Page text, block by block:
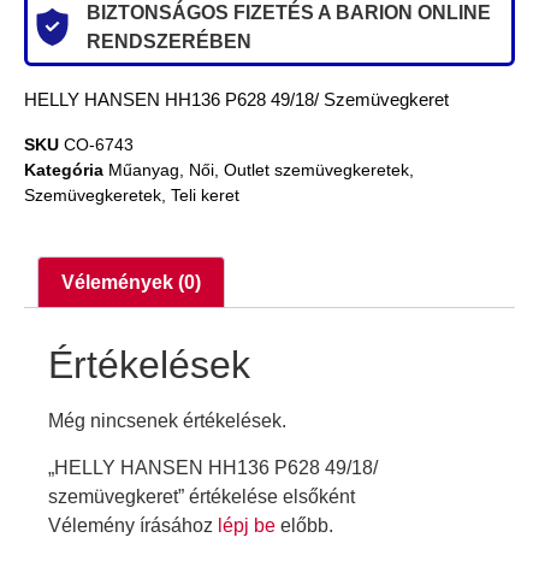
BIZTONSÁGOS FIZETÉS A BARION ONLINE
RENDSZERÉBEN
HELLY HANSEN HH136 P628 49/18/ Szemüvegkeret
SKU CO-6743
Kategória Műanyag Női Outlet szemüvegkeretek
Szemüvegkeretek Teli keret
Vélemények (0)
Értékelések
Még nincsenek értékelések.
„HELLY HANSEN HH136 P628 49/18/
szemüvegkeret” értékelése elsőként
Vélemény írásához lépj be előbb.